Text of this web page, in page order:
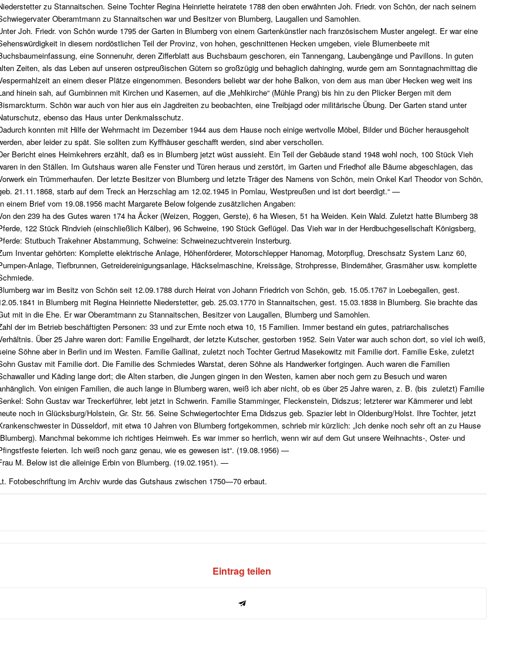
zu Stannaitschen. Seine Tochter Regina Heinriette heiratete 1788 den oben erwähnten Joh. Friedr. von Schön, der nach seinem
Oberamtmann zu Stannaitschen war und Besitzer von Blumberg, Laugallen und Samohlen.
Joh. Friedr. von Schön wurde 1795 der Garten in Blumberg von einem Gartenkünstler nach französischem Muster angelegt. Er war eine
in diesem nordöstlichen Teil der Provinz, von hohen, geschnittenen Hecken umgeben, viele Blumenbeete mit
eine Sonnenuhr, deren Zifferblatt aus Buchsbaum geschoren, ein Tannengang, Laubengänge und Pavillons. In guten
Zeiten, als das Leben auf unseren ostpreußischen Gütern so großzügig und behaglich dahinging, wurde gern am Sonntagnachmittag die
an einem dieser Plätze eingenommen. Besonders beliebt war der hohe Balkon, von dem aus man über Hecken weg weit ins
hinein sah, auf Gumbinnen mit Kirchen und Kasernen, auf die „Mehlkirche“ (Mühle Prang) bis hin zu den Plicker Bergen mit dem
Schön war auch von hier aus ein Jagdreiten zu beobachten, eine Treibjagd oder militärische Übung. Der Garten stand unter
ebenso das Haus unter Denkmalsschutz.
konnten mit Hilfe der Wehrmacht im Dezember 1944 aus dem Hause noch einige wertvolle Möbel, Bilder und Bücher herausgeholt
aber leider zu spät. Sie sollten zum Kyffhäuser geschafft werden, sind aber verschollen.
Bericht eines Heimkehrers erzählt, daß es in Blumberg jetzt wüst aussieht. Ein Teil der Gebäude stand 1948 wohl noch, 100 Stück Vieh
in den Ställen. Im Gutshaus waren alle Fenster und Türen heraus und zerstört, im Garten und Friedhof alle Bäume abgeschlagen, das
ein Trümmerhaufen. Der letzte Besitzer von Blumberg und letzte Träger des Namens von Schön, mein Onkel Karl Theodor von Schön,
21.11.1868, starb auf dem Treck an Herzschlag am 12.02.1945 in Pomlau, Westpreußen und ist dort beerdigt.“ —
einem Brief vom 19.08.1956 macht Margarete Below folgende zusätzlichen Angaben:
den 239 ha des Gutes waren 174 ha Äcker (Weizen, Roggen, Gerste), 6 ha Wiesen, 51 ha Weiden. Kein Wald. Zuletzt hatte Blumberg 38
122 Stück Rindvieh (einschließlich Kälber), 96 Schweine, 190 Stück Geflügel. Das Vieh war in der Herdbuchgesellschaft Königsberg,
Stutbuch Trakehner Abstammung, Schweine: Schweinezuchtverein Insterburg.
Inventar gehörten: Komplette elektrische Anlage, Höhenförderer, Motorschlepper Hanomag, Motorpflug, Dreschsatz System Lanz 60,
Anlage, Tiefbrunnen, Getreidereinigungsanlage, Häckselmaschine, Kreissäge, Strohpresse, Bindemäher, Grasmäher usw. komplette
war im Besitz von Schön seit 12.09.1788 durch Heirat von Johann Friedrich von Schön, geb. 15.05.1767 in Loebegallen, gest.
in Blumberg mit Regina Heinriette Niederstetter, geb. 25.03.1770 in Stannaitschen, gest. 15.03.1838 in Blumberg. Sie brachte das
mit in die Ehe. Er war Oberamtmann zu Stannaitschen, Besitzer von Laugallen, Blumberg und Samohlen.
der im Betrieb beschäftigten Personen: 33 und zur Ernte noch etwa 10, 15 Familien. Immer bestand ein gutes, patriarchalisches
Über 25 Jahre waren dort: Familie Engelhardt, der letzte Kutscher, gestorben 1952. Sein Vater war auch schon dort, so viel ich weiß,
Söhne aber in Berlin und im Westen. Familie Gallinat, zuletzt noch Tochter Gertrud Masekowitz mit Familie dort. Familie Eske, zuletzt
Gustav mit Familie dort. Die Familie des Schmiedes Warstat, deren Söhne als Handwerker fortgingen. Auch waren die Familien
und Käding lange dort; die Alten starben, die Jungen gingen in den Westen, kamen aber noch gern zu Besuch und waren
Von einigen Familien, die auch lange in Blumberg waren, weiß ich aber nicht, ob es über 25 Jahre waren, z. B. (bis zuletzt) Familie
Sohn Gustav war Treckerführer, lebt jetzt in Schwerin. Familie Stamminger, Fleckenstein, Didszus; letzterer war Kämmerer und lebt
noch in Glücksburg/Holstein, Gr. Str. 56. Seine Schwiegertochter Erna Didszus geb. Spazier lebt in Oldenburg/Holst. Ihre Tochter, jetzt
in Düsseldorf, mit etwa 10 Jahren von Blumberg fortgekommen, schrieb mir kürzlich: „Ich denke noch sehr oft an zu Hause
Manchmal bekomme ich richtiges Heimweh. Es war immer so herrlich, wenn wir auf dem Gut unsere Weihnachts-, Oster- und
feierten. Ich weiß noch ganz genau, wie es gewesen ist“. (19.08.1956) —
M. Below ist die alleinige Erbin von Blumberg. (19.02.1951). —
Fotobeschriftung im Archiv wurde das Gutshaus zwischen 1750—70 erbaut.
Eintrag teilen